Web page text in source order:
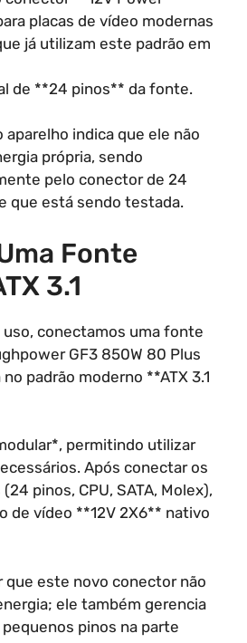
placas de vídeo modernas
já utilizam este padrão em
de **24 pinos** da fonte.
aparelho indica que ele não
própria, sendo
pelo conector de 24
que está sendo testada.
Fonte
3.1
uso, conectamos uma fonte
GF3 850W 80 Plus
padrão moderno **ATX 3.1
permitindo utilizar
Após conectar os
pinos, CPU, SATA, Molex),
de vídeo **12V 2X6** nativo
que este novo conector não
ele também gerencia
pinos na parte